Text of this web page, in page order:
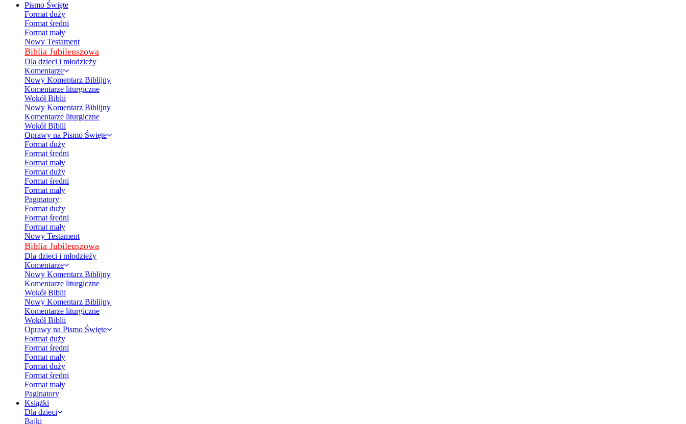
Pismo Święte
Format duży
Format średni
Format mały
Nowy Testament
Biblia Jubileuszowa
Dla dzieci i młodzieży
Komentarze
Nowy Komentarz Biblijny
Komentarze liturgiczne
Wokół Biblii
Nowy Komentarz Biblijny
Komentarze liturgiczne
Wokół Biblii
Oprawy na Pismo Święte
Format duży
Format średni
Format mały
Format duży
Format średni
Format mały
Paginatory
Format duży
Format średni
Format mały
Nowy Testament
Biblia Jubileuszowa
Dla dzieci i młodzieży
Komentarze
Nowy Komentarz Biblijny
Komentarze liturgiczne
Wokół Biblii
Nowy Komentarz Biblijny
Komentarze liturgiczne
Wokół Biblii
Oprawy na Pismo Święte
Format duży
Format średni
Format mały
Format duży
Format średni
Format mały
Paginatory
Książki
Dla dzieci
Bajki